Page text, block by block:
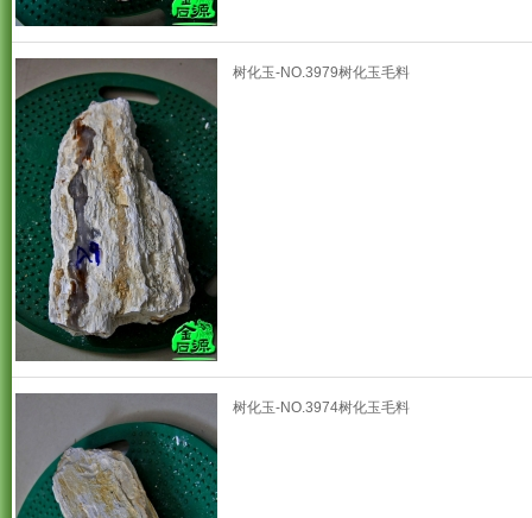
树化玉-NO.3979树化玉毛料
树化玉-NO.3974树化玉毛料